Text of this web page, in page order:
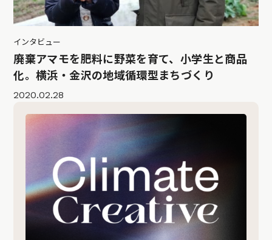
インタビュー
廃棄アマモを肥料に野菜を育て、小学生と商品
化。横浜・金沢の地域循環型まちづくり
2020.02.28